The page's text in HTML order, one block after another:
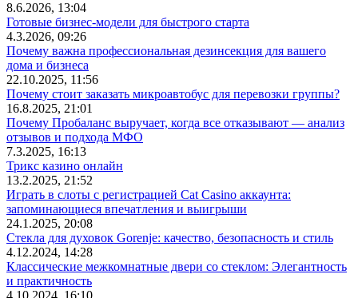
8.6.2026, 13:04
Готовые бизнес-модели для быстрого старта
4.3.2026, 09:26
Почему важна профессиональная дезинсекция для вашего
дома и бизнеса
22.10.2025, 11:56
Почему стоит заказать микроавтобус для перевозки группы?
16.8.2025, 21:01
Почему Пробаланс выручает, когда все отказывают — анализ
отзывов и подхода МФО
7.3.2025, 16:13
Трикс казино онлайн
13.2.2025, 21:52
Играть в слоты с регистрацией Cat Casino аккаунта:
запоминающиеся впечатления и выигрыши
24.1.2025, 20:08
Стекла для духовок Gorenje: качество, безопасность и стиль
4.12.2024, 14:28
Классические межкомнатные двери со стеклом: Элегантность
и практичность